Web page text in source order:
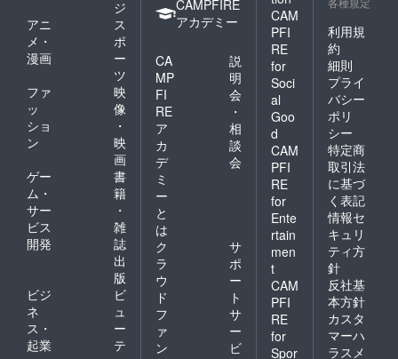
かでな
りと
いった
規格外
のも
の）を
送らせ
ていた
だきま
す。見
た目が
いまい
ちなだ
けで、
味は全
く問題
ないで
す！年3
回（5
月・8
月・11
月頃を
予定）
旬のお
群！秋
田産春
夏秋の
旬の野
菜セッ
ト（年3
回配
送）】
秋田市
の農家
さんが
育てた
お野菜
（形が
整って
かった
り、色
が鮮や
かでな
かった
りと
いった
者さん
向けに
発行し
ている
「にの
にー
ず」と
いう広
報誌を
3ヶ月分
ずつま
とめて
（年間4
回）お
届けし
ます。
【規格
外でも
味は抜
群！秋
田産春
夏秋の
旬の野
ジ
アニ
メ・
漫画
ス
ポ
ー
ツ
ファ
ッ
ショ
ン
映
像
・
映
画
ゲー
ム・
サー
ビス
開発
書
籍
・
雑
誌
出
版
ビジ
ネ
ス・
起業
ビ
ュ
ー
テ
CAMPFIRE
アカデミー
CA
MP
FI
RE
ア
カ
デ
ミ
ー
と
は
説
明
会
・
相
談
会
ク
ラ
ウ
ド
フ
ァ
ン
サ
ポ
ー
ト
サ
ー
ビ
CAM
PFI
RE
for
Soci
al
Goo
d
CAM
PFI
RE
for
Ente
rtain
men
t
CAM
PFI
RE
for
Spor
利用規
約
細則
プライ
バシー
ポリ
シー
特定商
取引法
に基づ
く表記
情報セ
キュリ
ティ方
針
反社基
本方針
カスタ
マーハ
ラスメ